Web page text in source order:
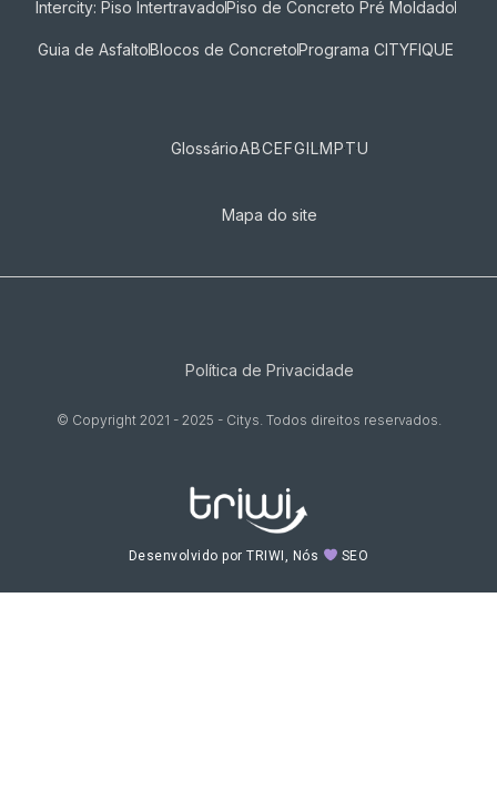
Intercity: Piso IntertravadoPiso de Concreto Pré Moldado
Guia de AsfaltoBlocos de ConcretoPrograma CITYFIQUE
GlossárioABCEFGILMPTU
Mapa do site
Política de Privacidade
© Copyright 2021 - 2025 - Citys. Todos direitos reservados.
Desenvolvido por TRIWI, Nós SEO